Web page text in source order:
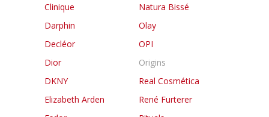
Clinique
Darphin
Decléor
Dior
DKNY
Elizabeth Arden
Natura Bissé
Olay
OPI
Origins
Real Cosmética
René Furterer